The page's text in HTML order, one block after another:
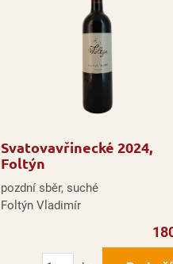
Svatovavřinecké 2024,
Foltýn
pozdní sběr, suché
Foltýn Vladimír
Počet